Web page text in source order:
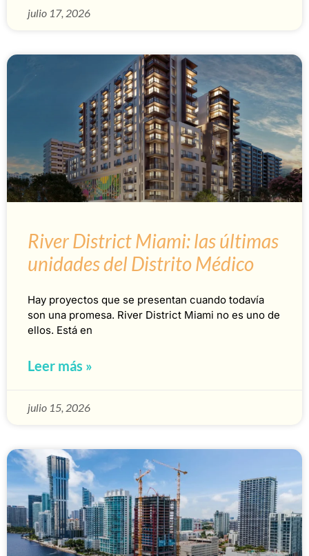
julio 17, 2026
River District Miami: las últimas
unidades del Distrito Médico
Hay proyectos que se presentan cuando todavía
son una promesa. River District Miami no es uno de
ellos. Está en
Leer más »
julio 15, 2026